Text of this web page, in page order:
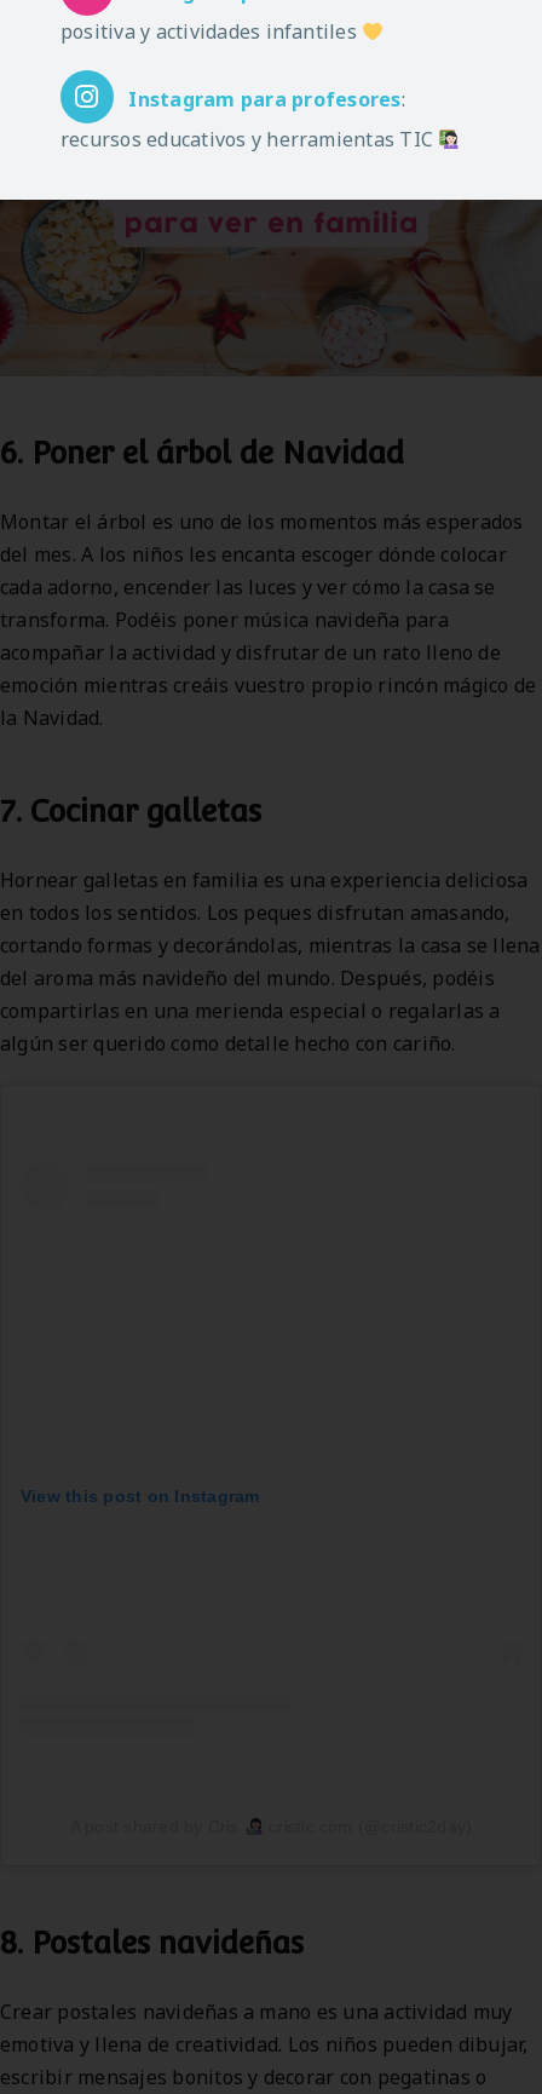
6. Poner el árbol de Navidad
Montar el árbol es uno de los momentos más esperados
del mes. A los niños les encanta escoger dónde colocar
cada adorno, encender las luces y ver cómo la casa se
transforma. Podéis poner música navideña para
acompañar la actividad y disfrutar de un rato lleno de
emoción mientras creáis vuestro propio rincón mágico de
la Navidad.
7. Cocinar galletas
Hornear galletas en familia es una experiencia deliciosa
en todos los sentidos. Los peques disfrutan amasando,
cortando formas y decorándolas, mientras la casa se llena
del aroma más navideño del mundo. Después, podéis
compartirlas en una merienda especial o regalarlas a
algún ser querido como detalle hecho con cariño.
View this post on Instagram
8. Postales navideñas
Crear postales navideñas a mano es una actividad muy
emotiva y llena de creatividad. Los niños pueden dibujar,
escribir mensajes bonitos y decorar con pegatinas o
positiva y actividades infantiles
Instagram para profesores:
recursos educativos y herramientas TIC